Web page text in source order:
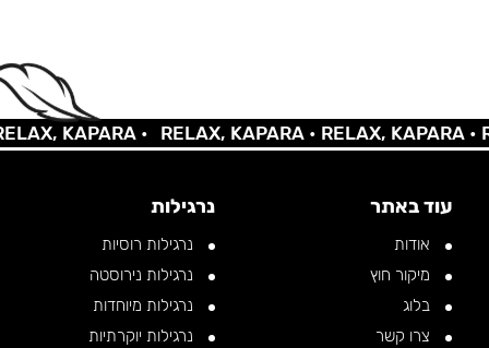
KAPARA • RELAX, KAPARA •RELAX, KAPARA •
עוד באתר
אודות
מיקור חוץ
בלוג
צרו קשר
נרגילות
נרגילות רוסיות
נרגילות נירוסטה
נרגילות מיוחדות
נרגילות יוקרתיות